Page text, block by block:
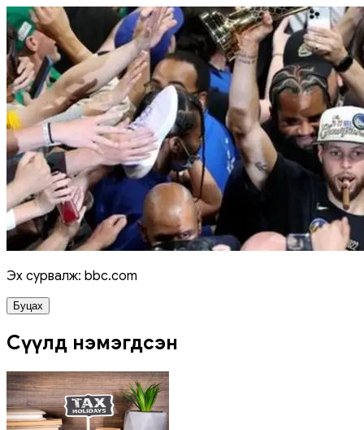
Эх сурвалж: bbc.com
Буцах
Сүүлд нэмэгдсэн